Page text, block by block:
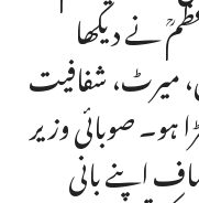
نے دیکھا
میرٹ، شفافیت
ہو۔ صوبائی وزیر
اپنے بانی